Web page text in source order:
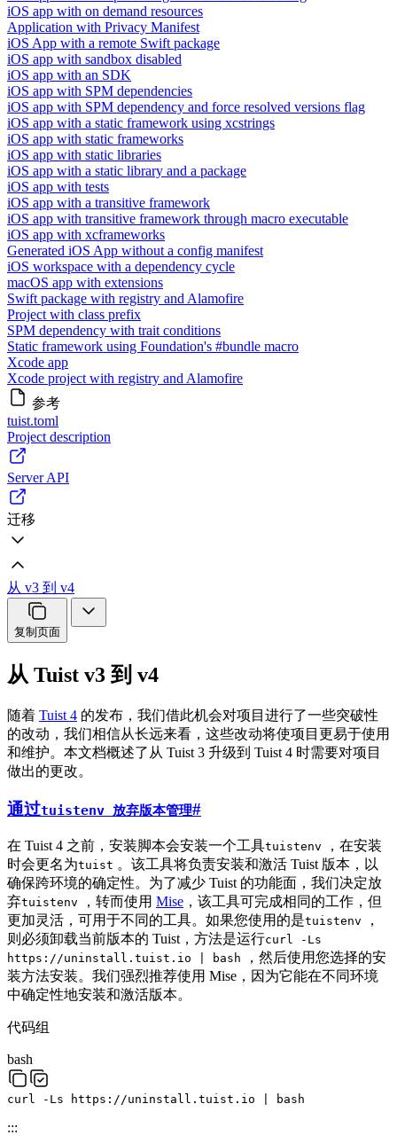
iOS app with on demand resources
Application with Privacy Manifest
iOS App with a remote Swift package
iOS app with sandbox disabled
iOS app with an SDK
iOS app with SPM dependencies
iOS app with SPM dependency and force resolved versions flag
iOS app with a static framework using xcstrings
iOS app with static frameworks
iOS app with static libraries
iOS app with a static library and a package
iOS app with tests
iOS app with a transitive framework
iOS app with transitive framework through macro executable
iOS app with xcframeworks
Generated iOS App without a config manifest
iOS workspace with a dependency cycle
macOS app with extensions
Swift package with registry and Alamofire
Project with class prefix
SPM dependency with trait conditions
Static framework using Foundation's #bundle macro
Xcode app
Xcode project with registry and Alamofire
参考
tuist.toml
Project description
Server API
迁移
从 v3 到 v4
复制页面
从 Tuist v3 到 v4
随着 Tuist 4 的发布，我们借此机会对项目进行了一些突破性
的改动，我们相信从长远来看，这些改动将使项目更易于使用
和维护。本文档概述了从 Tuist 3 升级到 Tuist 4 时需要对项目
做出的更改。
通过tuistenv 放弃版本管理#
在 Tuist 4 之前，安装脚本会安装一个工具tuistenv
，在安装
时会更名为tuist 。该工具将负责安装和激活 Tuist 版本，以
确保跨环境的确定性。为了减少 Tuist 的功能面，我们决定放
弃tuistenv ，转而使用 Mise ，该工具可完成相同的工作，但
更加灵活，可用于不同的工具。如果您使用的是tuistenv
，
则必须卸载当前版本的 Tuist，方法是运行curl -Ls
https://uninstall.tuist.io | bash
，然后使用您选择的安
装方法安装。我们强烈推荐使用 Mise，因为它能在不同环境
中确定性地安装和激活版本。
代码组
bash
curl -Ls https://uninstall.tuist.io bash
:::